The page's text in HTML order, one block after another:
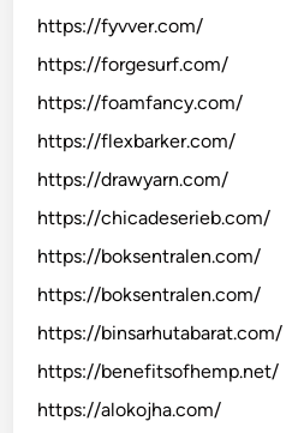
https://fyvver.com/
https://forgesurf.com/
https://foamfancy.com/
https://flexbarker.com/
https://drawyarn.com/
https://chicadeserieb.com/
https://boksentralen.com/
https://boksentralen.com/
https://binsarhutabarat.com/
https://benefitsofhemp.net/
https://alokojha.com/